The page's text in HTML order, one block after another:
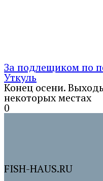
За подлещиком по
Уткуль
Конец осени.
некоторых местах
0
FISH-HAUS.RU